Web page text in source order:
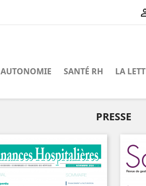
AUTONOMIE SANTÉ RH LA
PRESSE